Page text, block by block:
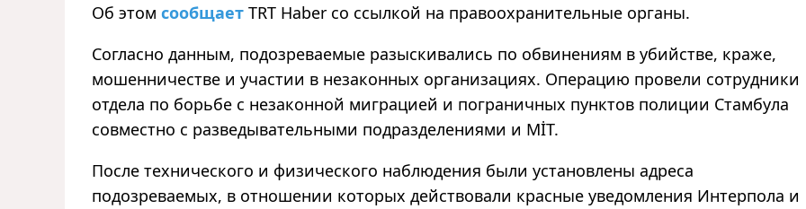
Об этом сообщает TRT Haber со ссылкой на правоохранительные органы.
Согласно данным, подозреваемые разыскивались по обвинениям в убийстве, краже,
мошенничестве и участии в незаконных организациях. Операцию провели сотрудники
отдела по борьбе с незаконной миграцией и пограничных пунктов полиции Стамбула
совместно с разведывательными подразделениями и MİT.
После технического и физического наблюдения были установлены адреса
подозреваемых, в отношении которых действовали красные уведомления Интерпола и